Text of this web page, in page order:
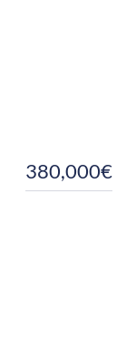
380,000€